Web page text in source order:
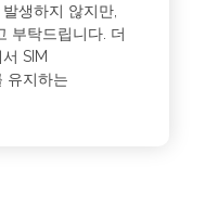
생하지 않지만,
부탁드립니다. 더
SIM
유지하는